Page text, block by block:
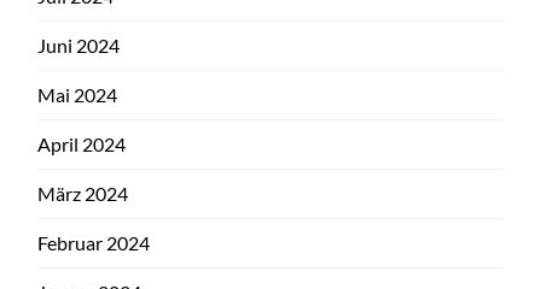
Juni 2024
Mai 2024
April 2024
März 2024
Februar 2024